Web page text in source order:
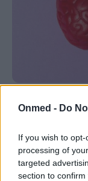
Onmed - Do
If you wish to
processing of
targeted
section to
Οι
Οι
λειτουργία,
δημόσιας υγείας.